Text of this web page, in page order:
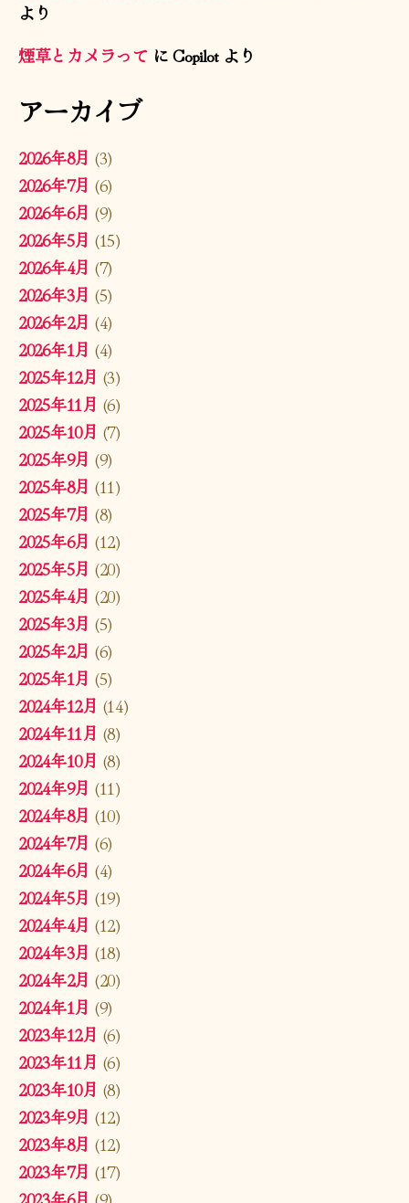
より
煙草とカメラってにCopilotより
アーカイブ
2026年8月 (3)
2026年7月 (6)
2026年6月 (9)
2026年5月 (15)
2026年4月 (7)
2026年3月 (5)
2026年2月 (4)
2026年1月 (4)
2025年12月 (3)
2025年11月 (6)
2025年10月 (7)
2025年9月 (9)
2025年8月 (11)
2025年7月 (8)
2025年6月 (12)
2025年5月 (20)
2025年4月 (20)
2025年3月 (5)
2025年2月 (6)
2025年1月 (5)
2024年12月 (14)
2024年11月 (8)
2024年10月 (8)
2024年9月 (11)
2024年8月 (10)
2024年7月 (6)
2024年6月 (4)
2024年5月 (19)
2024年4月 (12)
2024年3月 (18)
2024年2月 (20)
2024年1月 (9)
2023年12月 (6)
2023年11月 (6)
2023年10月 (8)
2023年9月 (12)
2023年8月 (12)
2023年7月 (17)
2023年6月 (9)